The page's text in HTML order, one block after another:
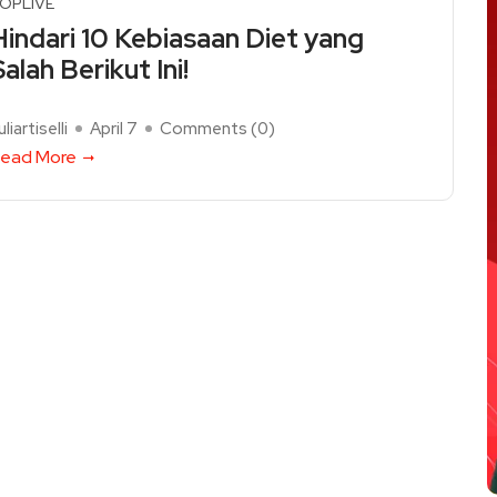
10 Kebiasaan Diet yang
Berikut Ini!
April 7 Comments (0)
More